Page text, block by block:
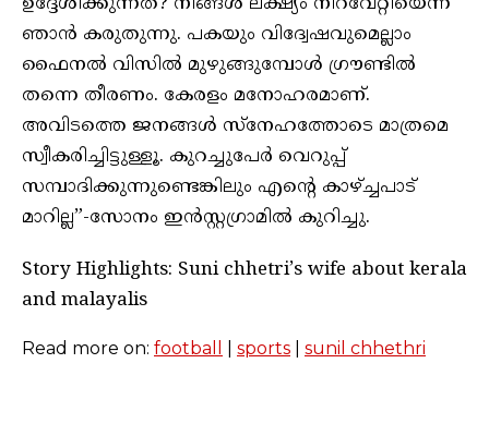
ഞാന്‍ കരുതുന്നു. പകയും വിദ്വേഷവുമെല്ലാം
ഫൈനല്‍ വിസില്‍ മുഴുങ്ങുമ്പോള്‍ ഗ്രൗണ്ടില്‍
തന്നെ തീരണം. കേരളം മനോഹരമാണ്.
അവിടത്തെ ജനങ്ങള്‍ സ്‌നേഹത്തോടെ മാത്രമെ
സ്വീകരിച്ചിട്ടുള്ളൂ. കുറച്ചുപേര്‍ വെറുപ്പ്
സമ്പാദിക്കുന്നുണ്ടെങ്കിലും എന്റെ കാഴ്ച്ചപാട്
മാറില്ല”-സോനം ഇൻസ്റ്റഗ്രാമിൽ കുറിച്ചു.
Story Highlights: Suni chhetri’s wife about kerala
and malayalis
Read more on: football sports sunil chhethri